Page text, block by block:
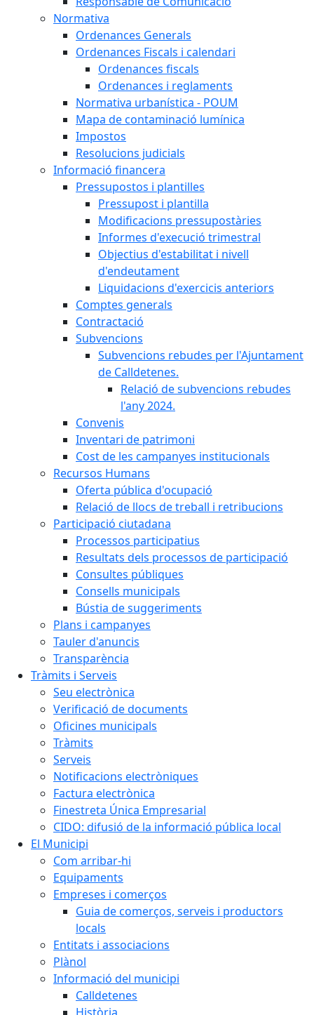
Normativa
Ordenances Generals
Ordenances Fiscals i calendari
Ordenances fiscals
Ordenances i reglaments
Normativa urbanística - POUM
Mapa de contaminació lumínica
Impostos
Resolucions judicials
Informació financera
Pressupostos i plantilles
Pressupost i plantilla
Modificacions pressupostàries
Informes d'execució trimestral
Objectius d'estabilitat i nivell
d'endeutament
Liquidacions d'exercicis anteriors
Comptes generals
Contractació
Subvencions
Subvencions rebudes per l'Ajuntament
de Calldetenes.
Relació de subvencions rebudes
l'any 2024.
Convenis
Inventari de patrimoni
Cost de les campanyes institucionals
Recursos Humans
Oferta pública d'ocupació
Relació de llocs de treball i retribucions
Participació ciutadana
Processos participatius
Resultats dels processos de participació
Consultes públiques
Consells municipals
Bústia de suggeriments
Plans i campanyes
Tauler d'anuncis
Transparència
Tràmits i Serveis
Seu electrònica
Verificació de documents
Oficines municipals
Tràmits
Serveis
Notificacions electròniques
Factura electrònica
Finestreta Única Empresarial
CIDO: difusió de la informació pública local
El Municipi
Com arribar-hi
Equipaments
Empreses i comerços
Guia de comerços, serveis i productors
locals
Entitats i associacions
Plànol
Informació del municipi
Calldetenes